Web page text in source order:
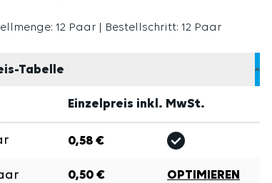
12 Paar | Bestellschritt: 12 Paar
Tabelle
Einzelpreis inkl. MwSt.
0,58 €
0,50 € OPTIMIEREN